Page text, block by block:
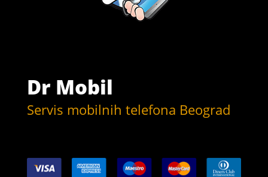
Dr Mobil
Servis mobilnih telefona Beograd